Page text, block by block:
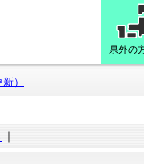
県外の
）
｜